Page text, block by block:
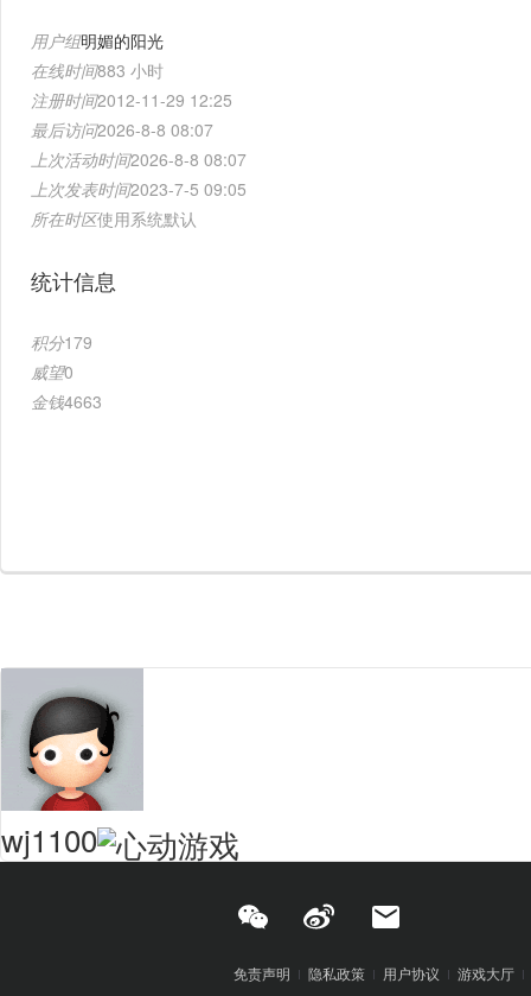
用户组明媚的阳光
在线时间883 小时
注册时间2012-11-29 12:25
最后访问2026-8-8 08:07
上次活动时间2026-8-8 08:07
上次发表时间2023-7-5 09:05
所在时区使用系统默认
统计信息
积分179
威望0
金钱4663
wj1100
免责声明 隐私政策 用户协议 游戏大厅